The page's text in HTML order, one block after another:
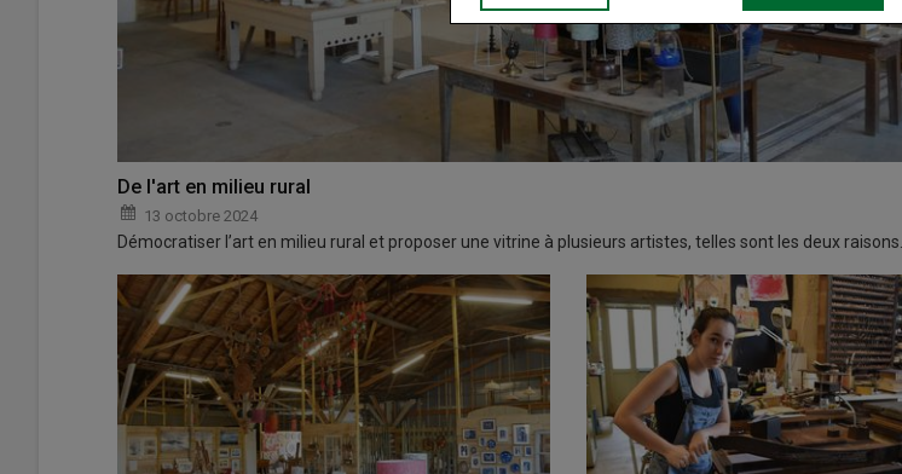
De l'art en milieu rural
13 octobre 2024
Démocratiser l’art en milieu rural et proposer une vitrine à plusieurs artistes, telles sont les deux raisons…